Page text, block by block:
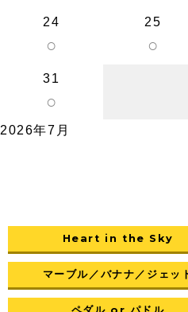
24
○
25
○
31
○
2026年7月
Heart in the Sky
マーブル／バナナ／ジェッ